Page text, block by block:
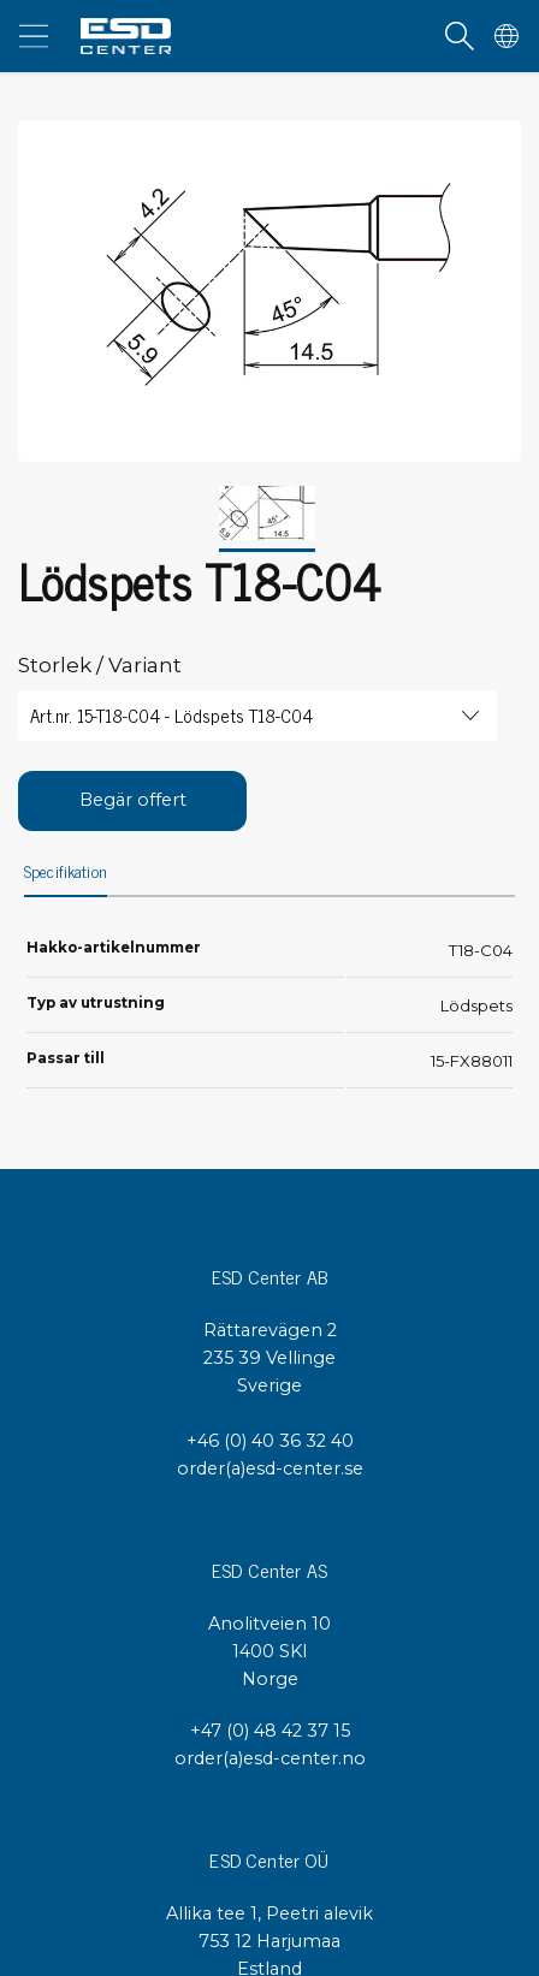
Lödspets T18-C04
Storlek / Variant
Begär offert
Specifikation
Hakko-artikelnummer T18-C04
Typ av utrustning Lödspets
Passar till 15-FX88011
ESD Center AB
Rättarevägen 2
235 39 Vellinge
Sverige
+46 (0) 40 36 32 40
order(a)esd-center.se
ESD Center AS
Anolitveien 10
1400 SKI
Norge
+47 (0) 48 42 37 15
order(a)esd-center.no
ESD Center OÜ
Allika tee 1, Peetri alevik
753 12 Harjumaa
Estland